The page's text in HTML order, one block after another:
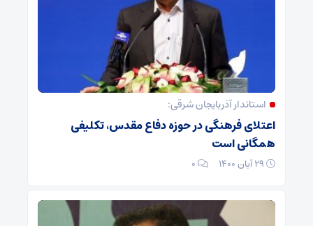
استاندار آذربایجان شرقی:
اعتلای فرهنگی در حوزه دفاع مقدس، تکلیفی
همگانی است
۰